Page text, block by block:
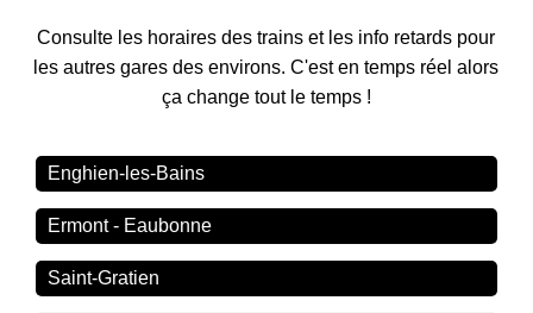
Consulte les horaires des trains et les info retards pour
les autres gares des environs. C'est en temps réel alors
ça change tout le temps !
Enghien-les-Bains
Ermont - Eaubonne
Saint-Gratien